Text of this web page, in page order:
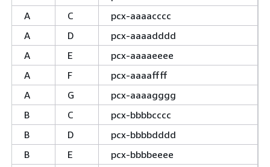
A
C
pcx-aaaacccc
A
D
pcx-aaaadddd
A
E
pcx-aaaaeeee
A
F
pcx-aaaaffff
A
G
pcx-aaaagggg
B
C
pcx-bbbbcccc
B
D
pcx-bbbbdddd
B
E
pcx-bbbbeeee